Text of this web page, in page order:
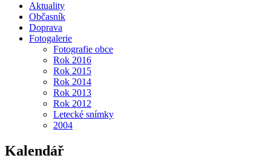
Aktuality
Občasník
Doprava
Fotogalerie
Fotografie obce
Rok 2016
Rok 2015
Rok 2014
Rok 2013
Rok 2012
Letecké snímky
2004
Kalendář